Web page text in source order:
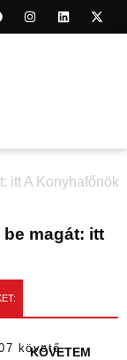
itt A Konyhafőnök
magát: itt
követő
KÖVETEM